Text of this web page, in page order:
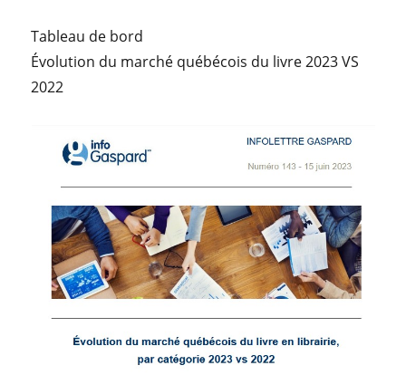
Tableau de bord
Évolution du marché québécois du livre 2023 VS
2022